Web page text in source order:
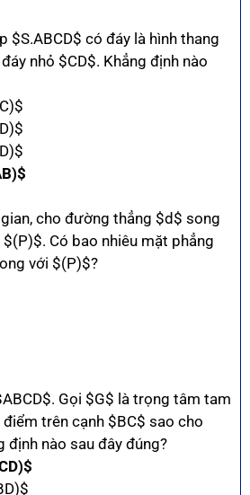
$S.ABCD$ có đáy là hình thang
nhỏ $CD$. Khẳng định nào
cho đường thẳng $d$ song
Có bao nhiêu mặt phẳng
với $(P)$?
Gọi $G$ là trọng tâm tam
trên cạnh $BC$ sao cho
định nào sau đây đúng?